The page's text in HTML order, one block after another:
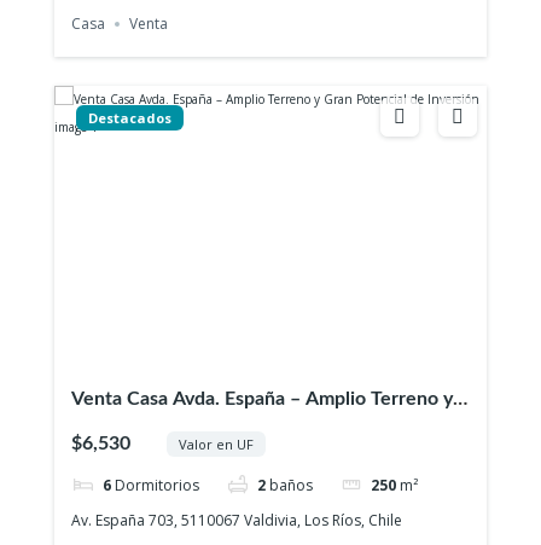
Casa
Venta
Destacados
Venta Casa Avda. España – Amplio Terreno y
$6,530
Valor en UF
6 Dormitorios 2 baños 250 m²
Av. España 703, 5110067 Valdivia, Los Ríos, Chile